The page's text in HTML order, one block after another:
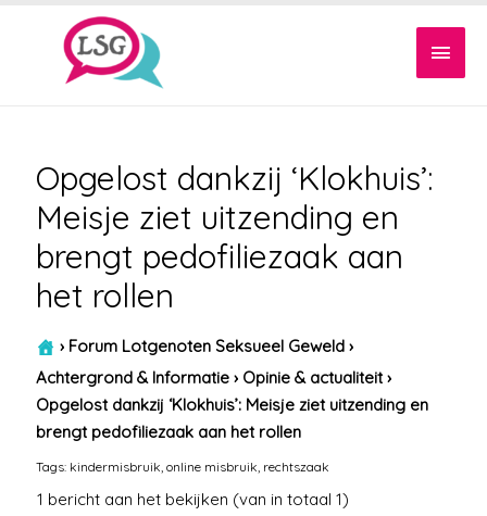
Opgelost dankzij ‘Klokhuis’:
Meisje ziet uitzending en
brengt pedofiliezaak aan
het rollen
› Forum Lotgenoten Seksueel Geweld ›
Achtergrond & Informatie › Opinie & actualiteit ›
Opgelost dankzij ‘Klokhuis’: Meisje ziet uitzending en
brengt pedofiliezaak aan het rollen
Tags: kindermisbruik ,online misbruik rechtszaak
1 bericht aan het bekijken (van in totaal 1)